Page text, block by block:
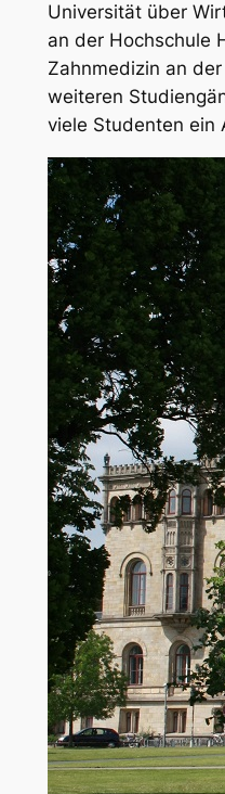
Universität über
an der Hochschule
Zahnmedizin an
weiteren
viele Studenten ein